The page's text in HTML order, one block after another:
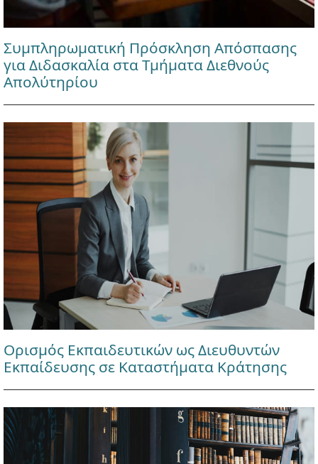
Συμπληρωματική Πρόσκληση Απόσπασης
για Διδασκαλία στα Τμήματα Διεθνούς
Απολύτηρίου
Ορισμός Εκπαιδευτικών ως Διευθυντών
Εκπαίδευσης σε Καταστήματα Κράτησης